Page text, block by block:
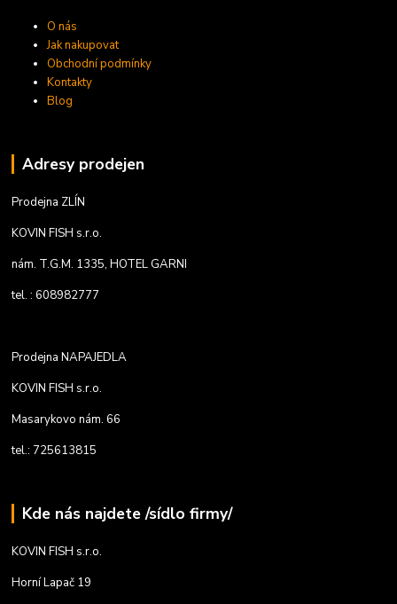
O nás
Jak nakupovat
Obchodní podmínky
Kontakty
Blog
Adresy prodejen
Prodejna ZLÍN
KOVIN FISH s.r.o.
nám. T.G.M. 1335, HOTEL GARNI
tel. : 608982777
Prodejna NAPAJEDLA
KOVIN FISH s.r.o.
Masarykovo nám. 66
tel.: 725613815
Kde nás najdete /sídlo firmy/
KOVIN FISH s.r.o.
Horní Lapač 19